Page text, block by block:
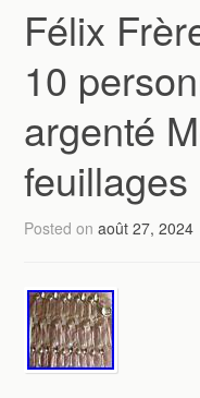
Félix
10
argenté
feuillages
Posted onaoût 27, 2024